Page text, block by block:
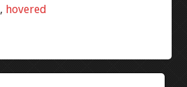
, hovered